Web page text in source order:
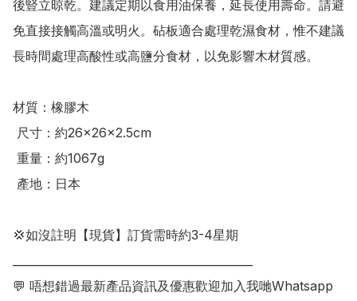
後豎立晾乾。建議定期以食用油保養，延長使用壽命。請避
免直接接觸高溫或明火。砧板適合處理乾濕食材，惟不建議
長時間處理高酸性或高鹽分食材，以免影響木材質感。
材質：橡膠木
💢如沒註明【現貨】訂貨需時約3-4星期
💬 唔想錯過最新產品資訊及優惠歡迎加入我哋Whatsapp